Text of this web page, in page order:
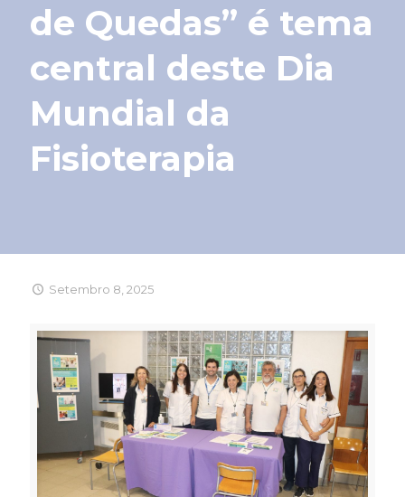
de Quedas” é tema
central deste Dia
Mundial da
Fisioterapia
Setembro 8, 2025